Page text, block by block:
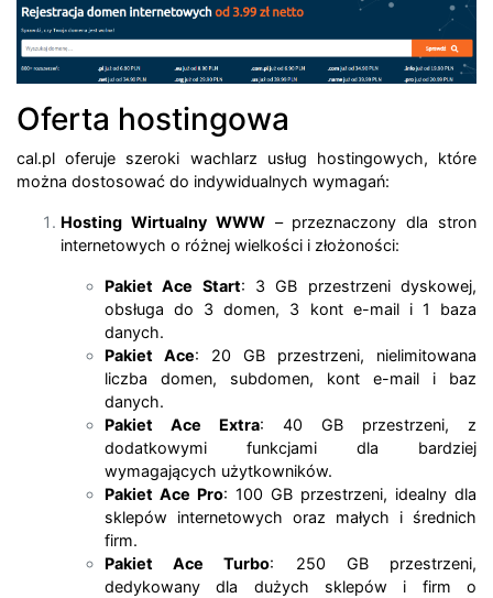
Oferta hostingowa
cal.pl oferuje szeroki wachlarz usług hostingowych, które
można dostosować do indywidualnych wymagań:
Hosting Wirtualny WWW– przeznaczony dla stron
internetowych o różnej wielkości i złożoności:
Pakiet Ace Start: 3 GB przestrzeni dyskowej,
obsługa do 3 domen, 3 kont e-mail i 1 baza
danych.
Pakiet Ace: 20 GB przestrzeni, nielimitowana
liczba domen, subdomen, kont e-mail i baz
danych.
Pakiet Ace Extra: 40 GB przestrzeni, z
dodatkowymi funkcjami dla bardziej
wymagających użytkowników.
Pakiet Ace Pro: 100 GB przestrzeni, idealny dla
sklepów internetowych oraz małych i średnich
firm.
Pakiet Ace Turbo: 250 GB przestrzeni,
dedykowany dla dużych sklepów i firm o